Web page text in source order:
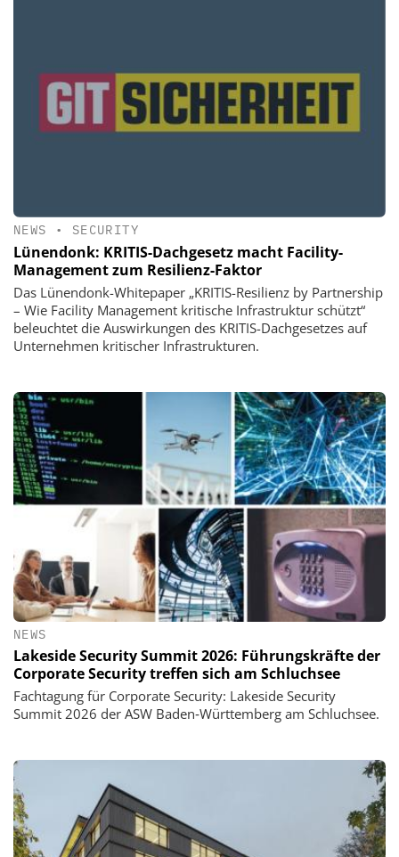
NEWS • SECURITY
Lünendonk: KRITIS-Dachgesetz macht Facility-
Management zum Resilienz-Faktor
Das Lünendonk-Whitepaper „KRITIS-Resilienz by Partnership
– Wie Facility Management kritische Infrastruktur schützt“
beleuchtet die Auswirkungen des KRITIS-Dachgesetzes auf
Unternehmen kritischer Infrastrukturen.
NEWS
Lakeside Security Summit 2026: Führungskräfte der
Corporate Security treffen sich am Schluchsee
Fachtagung für Corporate Security: Lakeside Security
Summit 2026 der ASW Baden‑Württemberg am Schluchsee.